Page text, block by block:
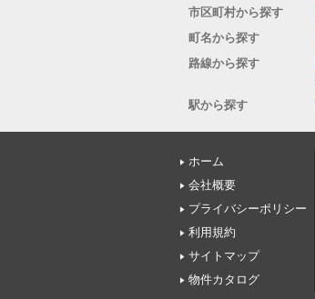
市区町村から探す
町名から探す
路線から探す
駅から探す
ホーム
会社概要
プライバシーポリシー
利用規約
サイトマップ
物件カタログ